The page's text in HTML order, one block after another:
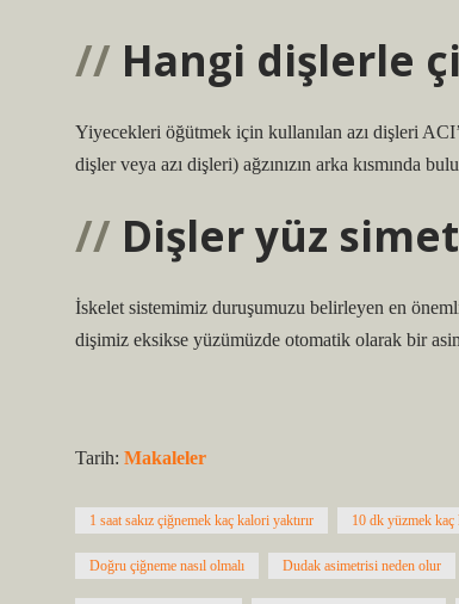
Hangi dişlerle
Yiyecekleri öğütmek için kullanılan azı dişleri
dişler veya azı dişleri) ağzınızın arka kısmında
Dişler yüz
İskelet sistemimiz duruşumuzu belirleyen en
dişimiz eksikse yüzümüzde otomatik olarak bir
Tarih: Makaleler
1 saat sakız çiğnemek kaç kalori yaktırır 10 dk yüzmek
Doğru çiğneme nasıl olmalı Dudak asimetrisi neden olur